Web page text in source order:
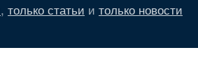
, только статьи и только новости